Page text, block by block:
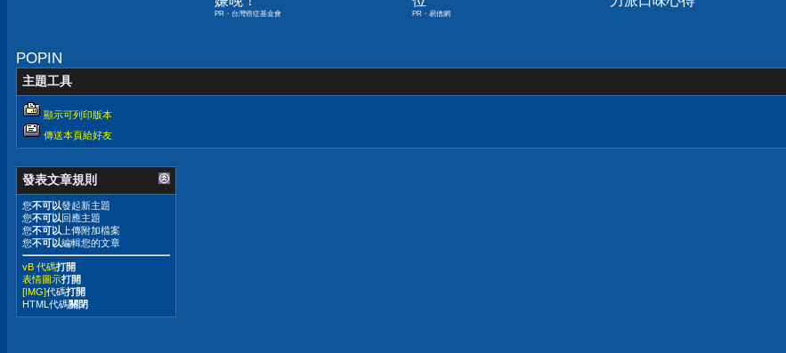
PR・台灣癌症基金會 PR・易借網
POPIN
主題工具
顯示可列印版本
傳送本頁給好友
發表文章規則
您不可以發起新主題
您不可以回應主題
您不可以 上傳附加檔案
您不可以編輯您的文章
vB 代碼打開
表情圖示打開
[IMG]代碼打開
HTML代碼關閉